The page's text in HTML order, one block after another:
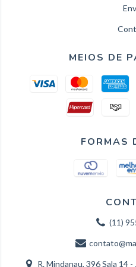
MEIOS DE
FORMAS
(11)
R. Mindanau, 396 Sala 14